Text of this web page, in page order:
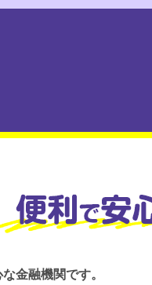
金融機関です。